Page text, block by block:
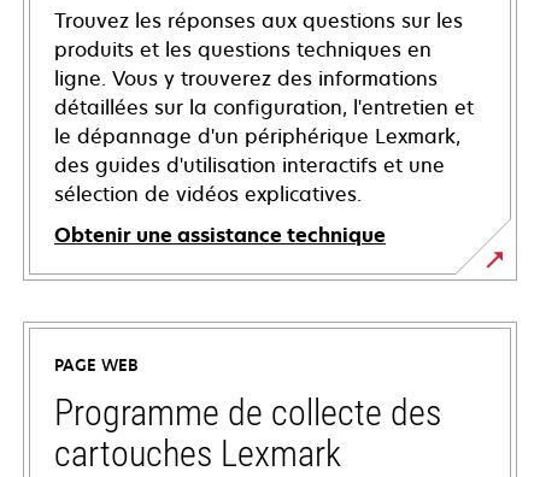
Trouvez les réponses aux questions sur les
produits et les questions techniques en
ligne. Vous y trouverez des informations
détaillées sur la configuration, l'entretien et
le dépannage d'un périphérique Lexmark,
des guides d'utilisation interactifs et une
sélection de vidéos explicatives.
Obtenir une assistance technique
s’ouvre
dans
nouvel
onglet
PAGE WEB
Programme de collecte des
cartouches Lexmark